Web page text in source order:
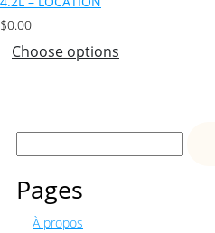
$0.00
Choose options
Rechercher :
Pages
À propos